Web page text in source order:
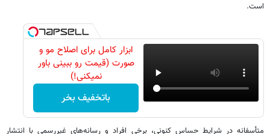
است.
ابزار کامل برای اصلاح مو و
صورت (قیمت رو ببینی باور
نمیکنی!)
باتخفیف بخر
متأسفانه در شرایط حساس کنونی، برخی افراد و رسانه‌های غیررسمی با انتشار